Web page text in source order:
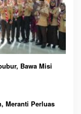
Bawa Misi
Meranti Perluas